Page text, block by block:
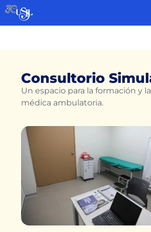
Consultorio
Un espacio para la formación y
médica ambulatoria.